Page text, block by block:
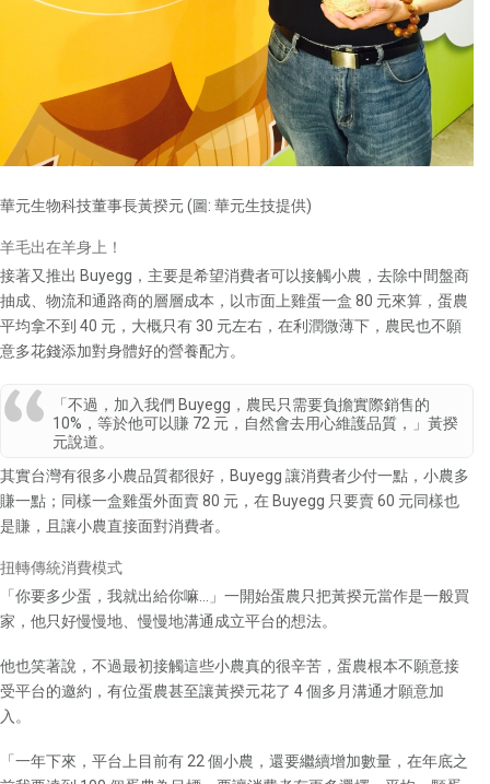
華元生物科技董事長黃揆元 (圖: 華元生技提供)
羊毛出在羊身上！
接著又推出 Buyegg，主要是希望消費者可以接觸小農，去除中間盤商
抽成、物流和通路商的層層成本，以市面上雞蛋一盒 80 元來算，蛋農
平均拿不到 40 元，大概只有 30 元左右，在利潤微薄下，農民也不願
意多花錢添加對身體好的營養配方。
「不過，加入我們 Buyegg，農民只需要負擔實際銷售的
10%，等於他可以賺 72 元，自然會去用心維護品質，」黃揆
元說道。
其實台灣有很多小農品質都很好，Buyegg 讓消費者少付一點，小農多
賺一點；同樣一盒雞蛋外面賣 80 元，在 Buyegg 只要賣 60 元同樣也
是賺，且讓小農直接面對消費者。
扭轉傳統消費模式
「你要多少蛋，我就出給你嘛…」一開始蛋農只把黃揆元當作是一般買
家，他只好慢慢地、慢慢地溝通成立平台的想法。
他也笑著說，不過最初接觸這些小農真的很辛苦，蛋農根本不願意接
受平台的邀約，有位蛋農甚至讓黃揆元花了 4 個多月溝通才願意加
入。
「一年下來，平台上目前有 22 個小農，還要繼續增加數量，在年底之